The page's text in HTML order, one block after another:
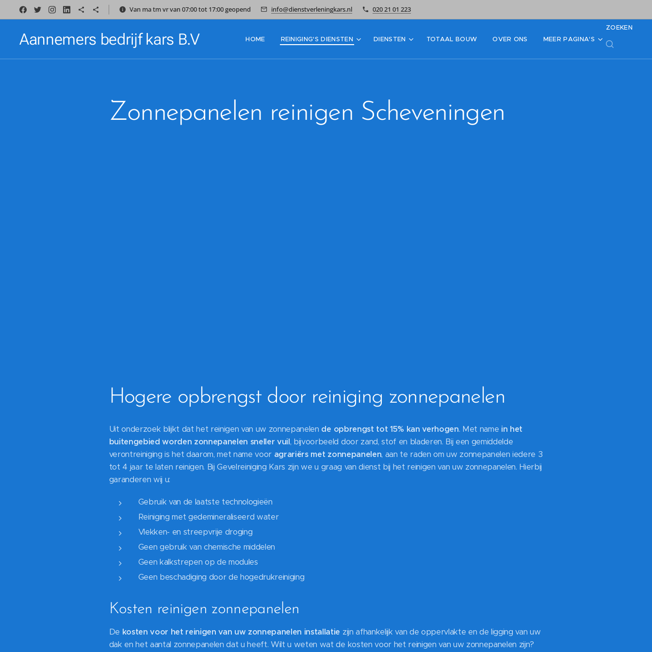
Van ma tm vr van 07:00 tot 17:00 geopend info@dienstverleningkars.nl 020 21 01 223
Aannemers bedrijf kars B.V HOME REINIGING'S DIENSTEN DIENSTEN TOTAAL BOUW OVER ONS MEER PAGINA'S
ZOEKEN
Zonnepanelen reinigen Scheveningen
Hogere opbrengst door reiniging zonnepanelen
Uit onderzoek blijkt dat het reinigen van uw zonnepanelen de opbrengst tot 15% kan verhogen. Met name in het
buitengebied worden zonnepanelen sneller vuil, bijvoorbeeld door zand, stof en bladeren. Bij een gemiddelde
verontreiniging is het daarom, met name voor agrariërs met zonnepanelen, aan te raden om uw zonnepanelen iedere 3
tot 4 jaar te laten reinigen. Bij Gevelreiniging Kars zijn we u graag van dienst bij het reinigen van uw zonnepanelen. Hierbij
garanderen wij u:
Gebruik van de laatste technologieën
Reiniging met gedemineraliseerd water
Vlekken- en streepvrije droging
Geen gebruik van chemische middelen
Geen kalkstrepen op de modules
Geen beschadiging door de hogedrukreiniging
Kosten reinigen zonnepanelen
De kosten voor het reinigen van uw zonnepanelen installatie zijn afhankelijk van de oppervlakte en de ligging van uw
dak en het aantal zonnepanelen dat u heeft. Wilt u weten wat de kosten voor het reinigen van uw zonnepanelen zijn?